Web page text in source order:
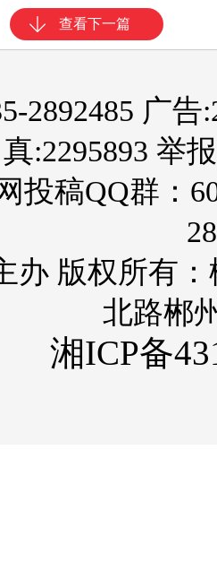
查看下一篇
2892485 广告
真:2295893 举
投稿QQ群：
办 版权所有
北路郴
湘ICP备